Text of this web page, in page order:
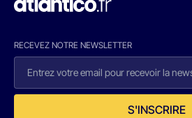
RECEVEZ NOTRE NEWSLETTER
S'INSCRIRE